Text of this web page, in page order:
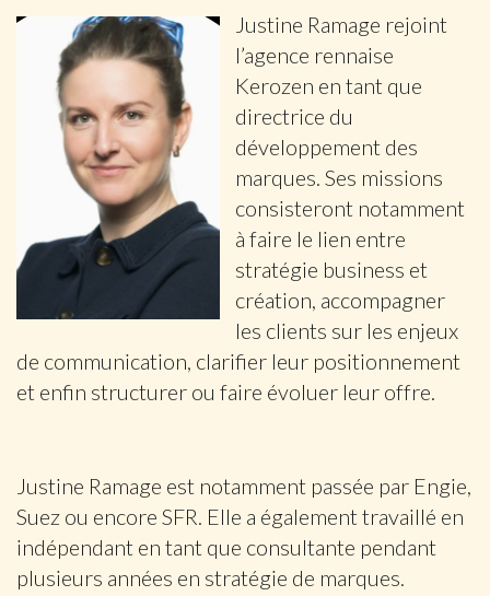
Justine Ramage rejoint
l’agence rennaise
Kerozen en tant que
directrice du
développement des
marques. Ses missions
consisteront notamment
à faire le lien entre
stratégie business et
création, accompagner
les clients sur les enjeux
de communication, clarifier leur positionnement
et enfin structurer ou faire évoluer leur offre.
Justine Ramage est notamment passée par Engie,
Suez ou encore SFR. Elle a également travaillé en
indépendant en tant que consultante pendant
plusieurs années en stratégie de marques.